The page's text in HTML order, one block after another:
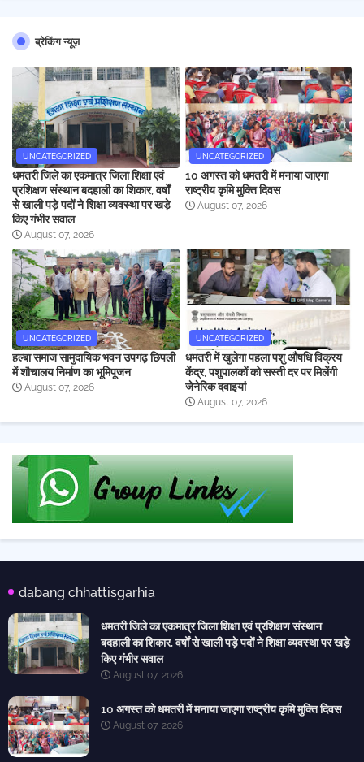
ब्रेकिंग न्यूज़
UNCATEGORIZED
धमतरी जिले का एकमात्र जिला शिक्षा एवं
प्रशिक्षण संस्थान बदहाली का शिकार, वर्षों
से खाली पड़े पदों ने शिक्षा व्यवस्था पर खड़े
किए गंभीर सवाल
August 07, 2026
UNCATEGORIZED
10 अगस्त को धमतरी में मनाया जाएगा
राष्ट्रीय कृमि मुक्ति दिवस
August 07, 2026
UNCATEGORIZED
हल्बा समाज सामुदायिक भवन उपगढ़ छिपली
में शौचालय निर्माण का भूमिपूजन
August 07, 2026
UNCATEGORIZED
धमतरी में खुलेगा पहला पशु औषधि विक्रय
केंद्र, पशुपालकों को सस्ती दर पर मिलेंगी
जेनेरिक दवाइयां
August 07, 2026
dabang chhattisgarhia
धमतरी जिले का एकमात्र जिला शिक्षा एवं प्रशिक्षण संस्थान
बदहाली का शिकार, वर्षों से खाली पड़े पदों ने शिक्षा व्यवस्था पर खड़े
किए गंभीर सवाल
August 07, 2026
10 अगस्त को धमतरी में मनाया जाएगा राष्ट्रीय कृमि मुक्ति दिवस
August 07, 2026